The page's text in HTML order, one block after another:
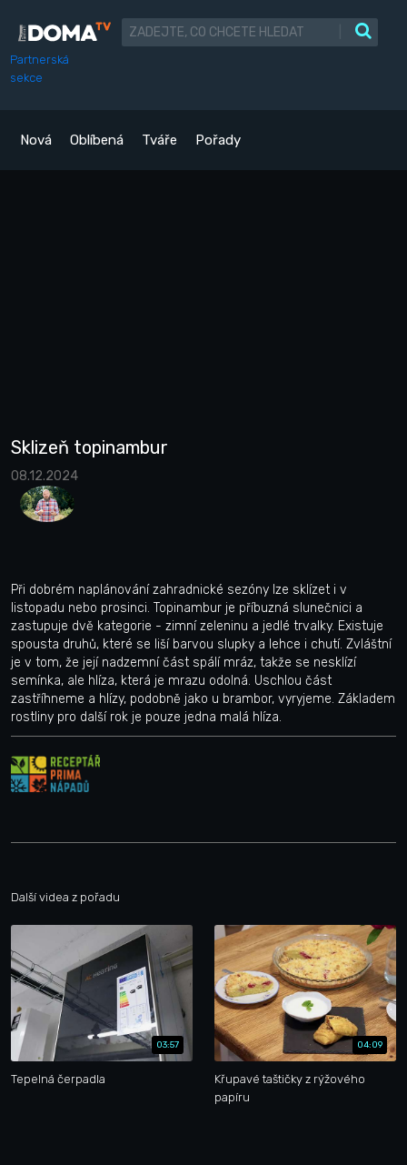
Partnerská
sekce
Nová Oblíbená Tváře Pořady
Sklizeň topinambur
08.12.2024
Při dobrém naplánování zahradnické sezóny lze sklízet i v
listopadu nebo prosinci. Topinambur je příbuzná slunečnici a
zastupuje dvě kategorie - zimní zeleninu a jedlé trvalky. Existuje
spousta druhů, které se liší barvou slupky a lehce i chutí. Zvláštní
je v tom, že její nadzemní část spálí mráz, takže se nesklízí
semínka, ale hlíza, která je mrazu odolná. Uschlou část
zastříhneme a hlízy, podobně jako u brambor, vyryjeme. Základem
rostliny pro další rok je pouze jedna malá hlíza.
Další videa z pořadu
03:57
Tepelná čerpadla
04:09
Křupavé taštičky z rýžového
papíru